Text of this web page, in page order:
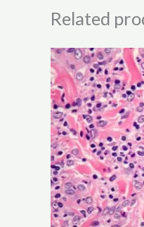
Related